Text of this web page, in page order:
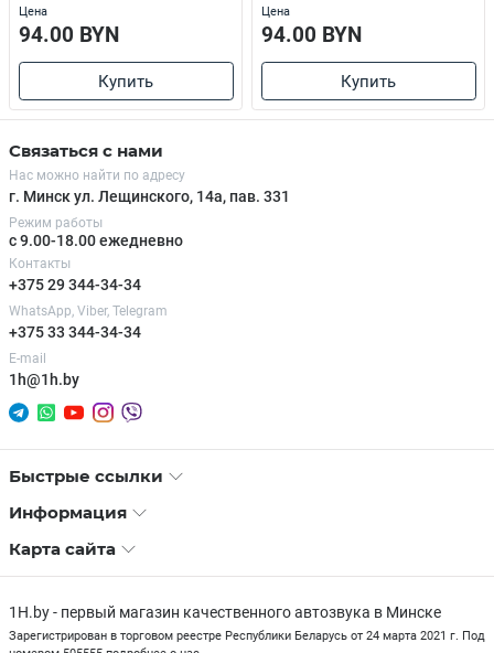
Цена
94.00 BYN
Купить
Цена
94.00 BYN
Купить
Связаться с нами
Нас можно найти по адресу
г. Минск ул. Лещинского, 14а, пав. 331
Режим работы
с 9.00-18.00 ежедневно
Контакты
+375 29 344-34-34
WhatsApp, Viber, Telegram
+375 33 344-34-34
E-mail
1h@1h.by
Быстрые ссылки
Информация
Карта сайта
1H.by - первый магазин качественного автозвука в Минске
Зарегистрирован в торговом реестре Республики Беларусь от 24 марта 2021 г. Под